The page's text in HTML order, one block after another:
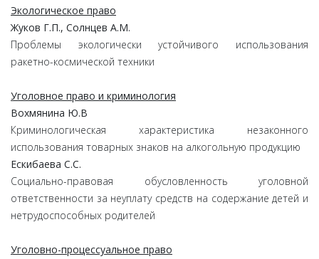
Экологическое право
Жуков Г.П., Солнцев А.М.
Проблемы экологически устойчивого использования
ракетно-космической техники
Уголовное право и криминология
Вохмянина Ю.В
Криминологическая характеристика незаконного
использования товарных знаков на алкогольную продукцию
Ескибаева С.С.
Социально-правовая обусловленность уголовной
ответственности за неуплату средств на содержание детей и
нетрудоспособных родителей
Уголовно-процессуальное право